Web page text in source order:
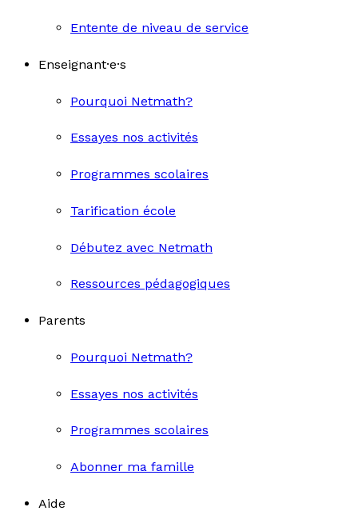
Entente de niveau de service
Enseignant·e·s
Pourquoi Netmath?
Essayes nos activités
Programmes scolaires
Tarification école
Débutez avec Netmath
Ressources pédagogiques
Parents
Pourquoi Netmath?
Essayes nos activités
Programmes scolaires
Abonner ma famille
Aide